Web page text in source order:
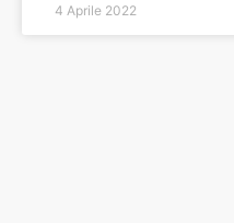
4 Aprile 2022